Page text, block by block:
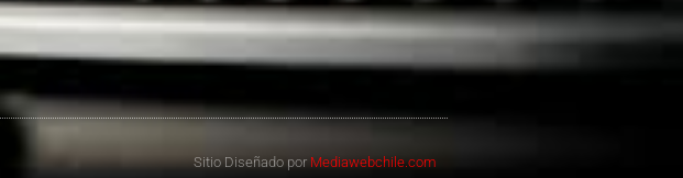
Sitio Diseñado por Mediawebchile.com